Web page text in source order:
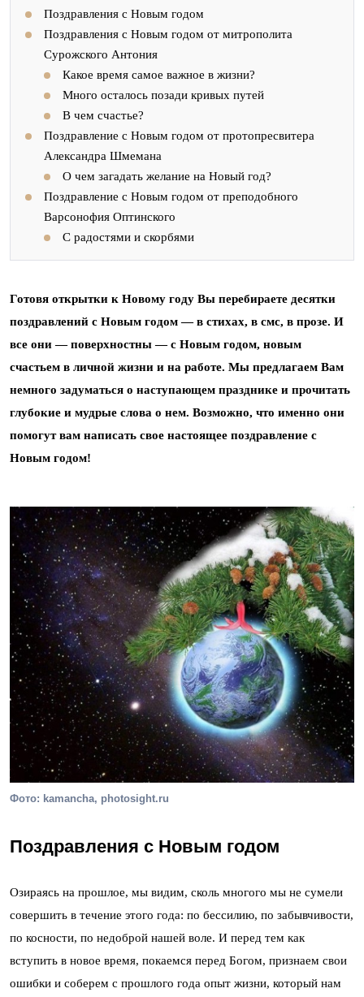
Поздравления с Новым годом
Поздравления с Новым годом от митрополита
Сурожского Антония
Какое время самое важное в жизни?
Много осталось позади кривых путей
В чем счастье?
Поздравление с Новым годом от протопресвитера
Александра Шмемана
О чем загадать желание на Новый год?
Поздравление с Новым годом от преподобного
Варсонофия Оптинского
С радостями и скорбями
Готовя открытки к Новому году Вы перебираете десятки
поздравлений с Новым годом — в стихах, в смс, в прозе. И
все они — поверхностны — с Новым годом, новым
счастьем в личной жизни и на работе. Мы предлагаем Вам
немного задуматься о наступающем празднике и прочитать
глубокие и мудрые слова о нем. Возможно, что именно они
помогут вам написать свое настоящее поздравление с
Новым годом!
Фото: kamancha, photosight.ru
Поздравления с Новым годом
Озираясь на прошлое, мы видим, сколь многого мы не сумели
совершить в течение этого года: по бессилию, по забывчивости,
по косности, по недоброй нашей воле. И перед тем как
вступить в новое время, покаемся перед Богом, признаем свои
ошибки и соберем с прошлого года опыт жизни, который нам